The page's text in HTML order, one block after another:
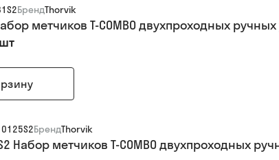
БрендThorvik
метчиков T-COMBO двухпроходных
БрендThorvik
Набор метчиков T-COMBO двухпроходных